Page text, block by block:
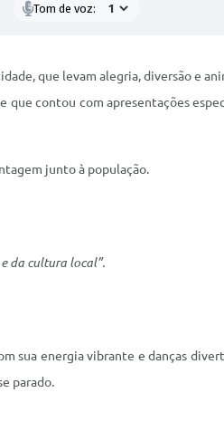
Tom de voz:
que levam alegria, diversão e
que contou com apresentações
junto à população.
da cultura local”.
sua energia vibrante e danças
parado.